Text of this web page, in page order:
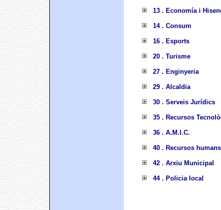
13 . Economía i
14 . Consum
16 . Esports
20 . Turisme
27 . Enginyeria
29 . Alcaldia
30 . Serveis Jurídics
35 . Recursos
36 . A.M.I.C.
40 . Recursos humans
42 . Arxiu Municipal
44 . Policia local